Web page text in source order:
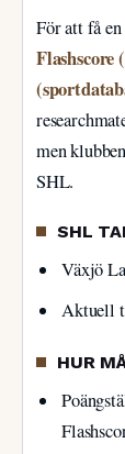
För att få
men
SHL.
SHL
Växjö
Aktuell
HUR